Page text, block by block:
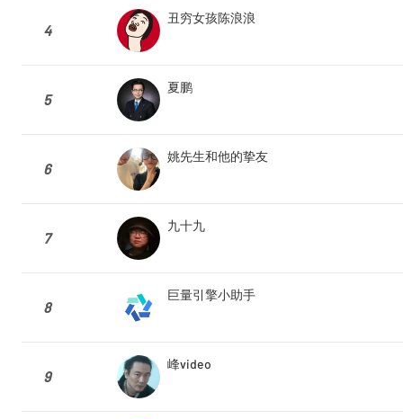
4
丑穷女孩陈浪浪
5
夏鹏
6
姚先生和他的挚友
7
九十九
8
巨量引擎小助手
9
峰video